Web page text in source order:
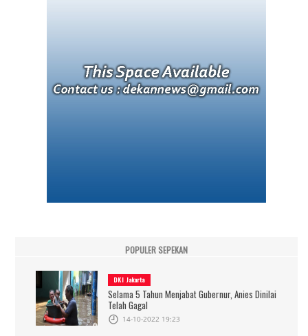
POPULER SEPEKAN
DKI Jakarta
Selama 5 Tahun Menjabat Gubernur, Anies Dinilai
Telah Gagal
14-10-2022 19:23